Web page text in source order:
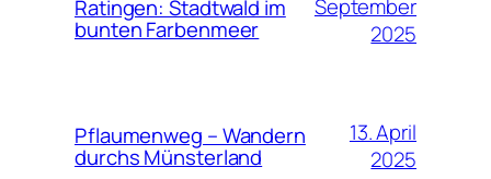
Ratingen: Stadtwald im
bunten Farbenmeer
September
2025
Pflaumenweg – Wandern
durchs Münsterland
13. April
2025